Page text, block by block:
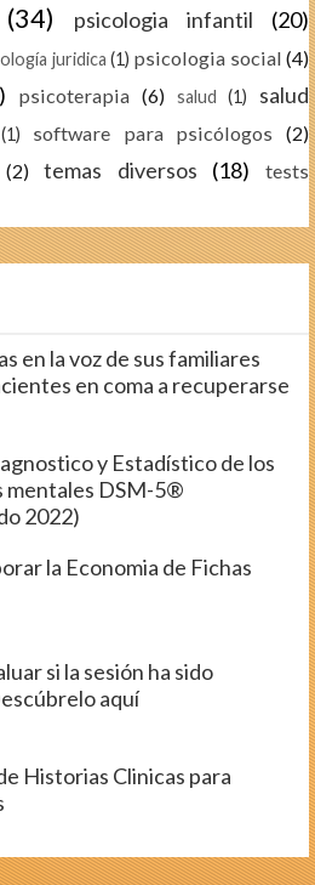
(34) psicologia infantil (20)
juridica (1) psicologia social (4)
psicoterapia (6) salud (1)
salud
(1) software para psicólogos
(2)
(2) temas diversos (18)
tests
en la voz de sus familiares
en coma a recuperarse
y Estadístico de los
mentales DSM-5®
2022)
la Economia de Fichas
si la sesión ha sido
aquí
Historias Clinicas para